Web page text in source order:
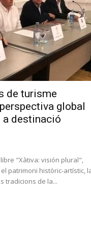
de turisme
global
a destinació
"Xàtiva: visión plural",
patrimoni històric-artístic,
tradicions de la...